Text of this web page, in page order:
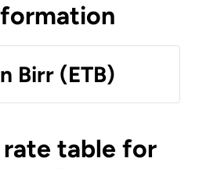
Birr (ETB)
table for